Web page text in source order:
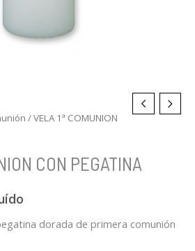
/ VELA 1ª COMUNION
CON PEGATINA
dorada de primera comunión